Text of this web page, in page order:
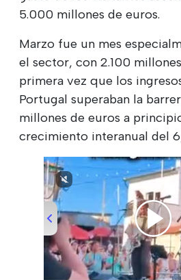
5.000 millones de euros.
Marzo fue un mes
el sector, con 2.100
primera vez que los
Portugal superaban la
millones de euros a
crecimiento interanual del
00:00/00:51